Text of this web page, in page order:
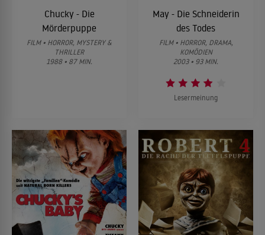
Chucky - Die
Mörderpuppe
FILM • HORROR, MYSTERY &
THRILLER
1988 • 87 MIN.
May - Die Schneiderin
des Todes
FILM • HORROR, DRAMA,
KOMÖDIEN
2003 • 93 MIN.
Lesermeinung